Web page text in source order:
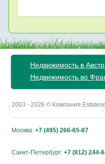
Недвижимость в
Недвижимость во
2003 - 2026 © Компания
Москва: +7 (495) 266-65-87
Санкт-Петербург: +7 (812) 244-